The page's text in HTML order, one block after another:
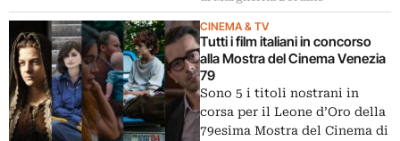
CINEMA & TV
Tutti i film italiani in concorso
alla Mostra del Cinema Venezia
79
Sono 5 i titoli nostrani in
corsa per il Leone d’Oro della
79esima Mostra del Cinema di